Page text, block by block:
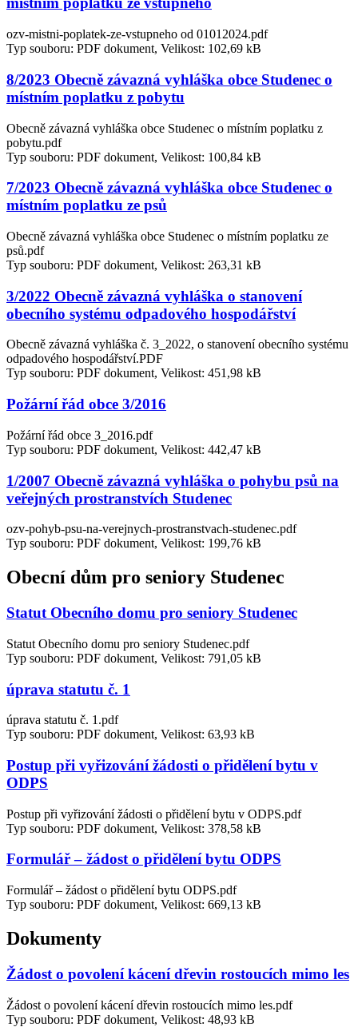
ozv-mistni-poplatek-ze-vstupneho od 01012024.pdf
Typ souboru: PDF dokument, Velikost: 102,69 kB
8/2023 Obecně závazná vyhláška obce Studenec o
místním poplatku z pobytu
Obecně závazná vyhláška obce Studenec o místním poplatku z
pobytu.pdf
Typ souboru: PDF dokument, Velikost: 100,84 kB
7/2023 Obecně závazná vyhláška obce Studenec o
místním poplatku ze psů
Obecně závazná vyhláška obce Studenec o místním poplatku ze
psů.pdf
Typ souboru: PDF dokument, Velikost: 263,31 kB
3/2022 Obecně závazná vyhláška o stanovení
obecního systému odpadového hospodářství
Obecně závazná vyhláška č. 3_2022, o stanovení obecního systému
odpadového hospodářství.PDF
Typ souboru: PDF dokument, Velikost: 451,98 kB
Požární řád obce 3/2016
Požární řád obce 3_2016.pdf
Typ souboru: PDF dokument, Velikost: 442,47 kB
1/2007 Obecně závazná vyhláška o pohybu psů na
veřejných prostranstvích Studenec
ozv-pohyb-psu-na-verejnych-prostranstvach-studenec.pdf
Typ souboru: PDF dokument, Velikost: 199,76 kB
Obecní dům pro seniory Studenec
Statut Obecního domu pro seniory Studenec
Statut Obecního domu pro seniory Studenec.pdf
Typ souboru: PDF dokument, Velikost: 791,05 kB
úprava statutu č. 1
úprava statutu č. 1.pdf
Typ souboru: PDF dokument, Velikost: 63,93 kB
Postup při vyřizování žádosti o přidělení bytu v
ODPS
Postup při vyřizování žádosti o přidělení bytu v ODPS.pdf
Typ souboru: PDF dokument, Velikost: 378,58 kB
Formulář – žádost o přidělení bytu ODPS
Formulář – žádost o přidělení bytu ODPS.pdf
Typ souboru: PDF dokument, Velikost: 669,13 kB
Dokumenty
Žádost o povolení kácení dřevin rostoucích mimo les
Žádost o povolení kácení dřevin rostoucích mimo les.pdf
Typ souboru: PDF dokument, Velikost: 48,93 kB